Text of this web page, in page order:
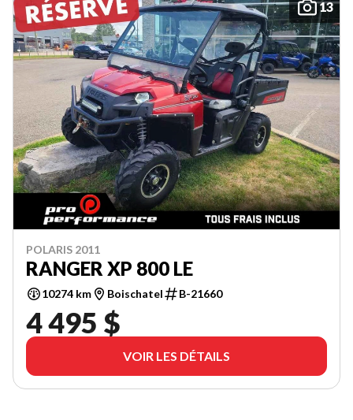
13
POLARIS 2011
RANGER XP 800 LE
10274 km Boischatel B-21660
4 495 $
VOIR LES DÉTAILS